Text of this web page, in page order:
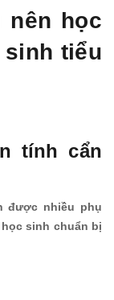
nên học
tiểu
tính cẩn
được nhiều phụ
sinh chuẩn bị